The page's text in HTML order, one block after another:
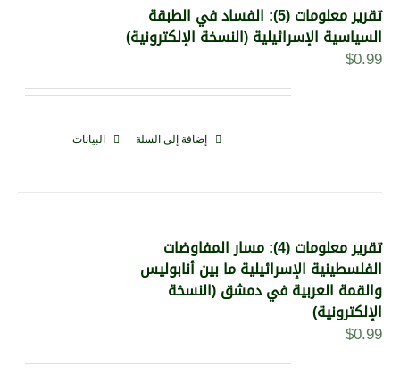
تقرير معلومات (5): الفساد في الطبقة
السياسية الإسرائيلية (النسخة الإلكترونية)
$0.99
إضافة إلى السلة البيانات
تقرير معلومات (4): مسار المفاوضات
الفلسطينية الإسرائيلية ما بين أنابوليس
والقمة العربية في دمشق (النسخة
الإلكترونية)
$0.99